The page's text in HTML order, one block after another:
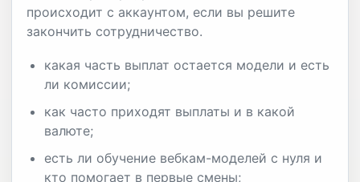
происходит с аккаунтом, если вы решите
закончить сотрудничество.
какая часть выплат остается модели и есть
ли комиссии;
как часто приходят выплаты и в какой
валюте;
есть ли обучение вебкам-моделей с нуля и
кто помогает в первые смены;